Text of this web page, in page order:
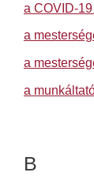
a COVID-
a
a
a
B